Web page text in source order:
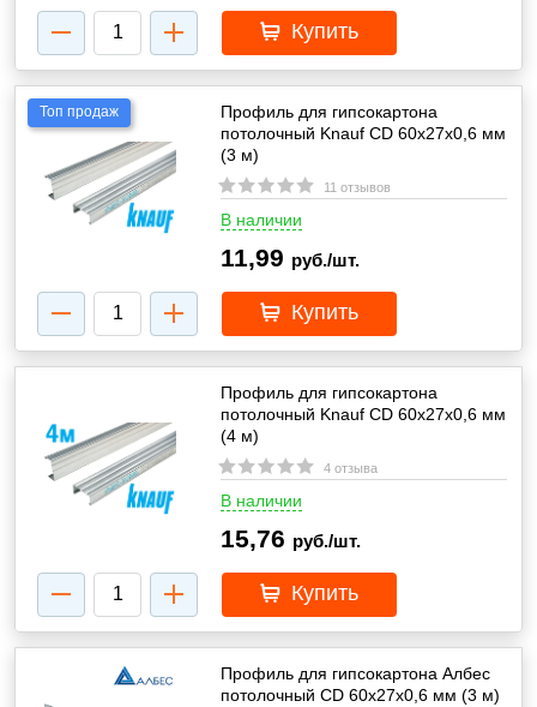
Купить
Топ продаж
Профиль для гипсокартона
потолочный Knauf CD 60x27x0,6 мм
(3 м)
11 отзывов
В наличии
11,99 руб./шт.
Купить
Профиль для гипсокартона
потолочный Knauf CD 60x27x0,6 мм
(4 м)
4 отзыва
В наличии
15,76 руб./шт.
Купить
Профиль для гипсокартона Албес
потолочный CD 60x27x0,6 мм (3 м)